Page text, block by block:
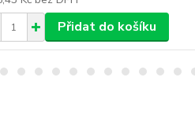
Přidat do košíku